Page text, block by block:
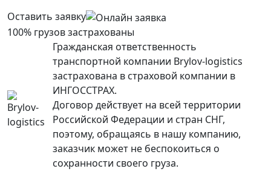
Оставить заявку
100% грузов застрахованы
Гражданская ответственность
транспортной компании Brylov-logistics
застрахована в страховой компании в
ИНГОСCТРАХ.
Договор действует на всей территории
Российской Федерации и стран СНГ,
поэтому, обращаясь в нашу компанию,
заказчик может не беспокоиться о
сохранности своего груза.